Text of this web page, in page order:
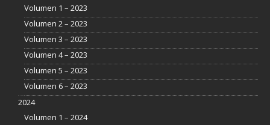
Volumen 1 – 2023
Volumen 2 – 2023
Volumen 3 – 2023
Volumen 4 – 2023
Volumen 5 – 2023
Volumen 6 – 2023
2024
Volumen 1 – 2024